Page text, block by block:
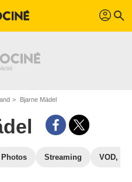
profil search
Bjarne Mädel
Photos Streaming VOD,